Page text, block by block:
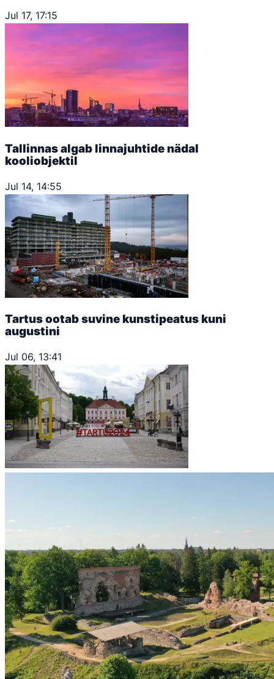
Jul 17, 17:15
Tallinnas algab linnajuhtide nädal
kooliobjektil
Jul 14, 14:55
Tartus ootab suvine kunstipeatus kuni
augustini
Jul 06, 13:41